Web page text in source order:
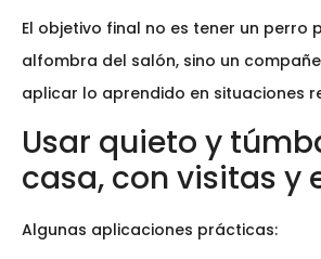
El objetivo final no es tener un perro
alfombra del salón, sino un
aplicar lo aprendido en situaciones
Usar quieto y
casa, con visitas y
Algunas aplicaciones prácticas: